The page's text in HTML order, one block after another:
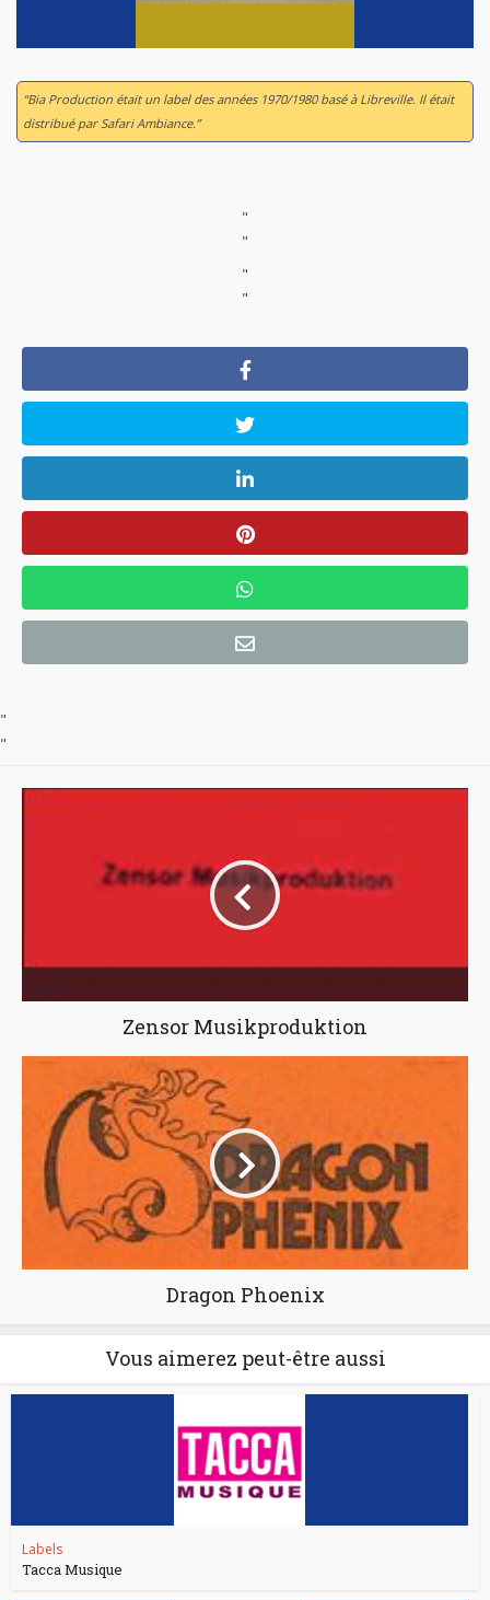
“Bia Production était un label des années 1970/1980 basé à Libreville. Il était
distribué par Safari Ambiance.”
"
"
"
"
"
"
Zensor Musikproduktion
Dragon Phoenix
Vous aimerez peut-être aussi
Labels
Tacca Musique